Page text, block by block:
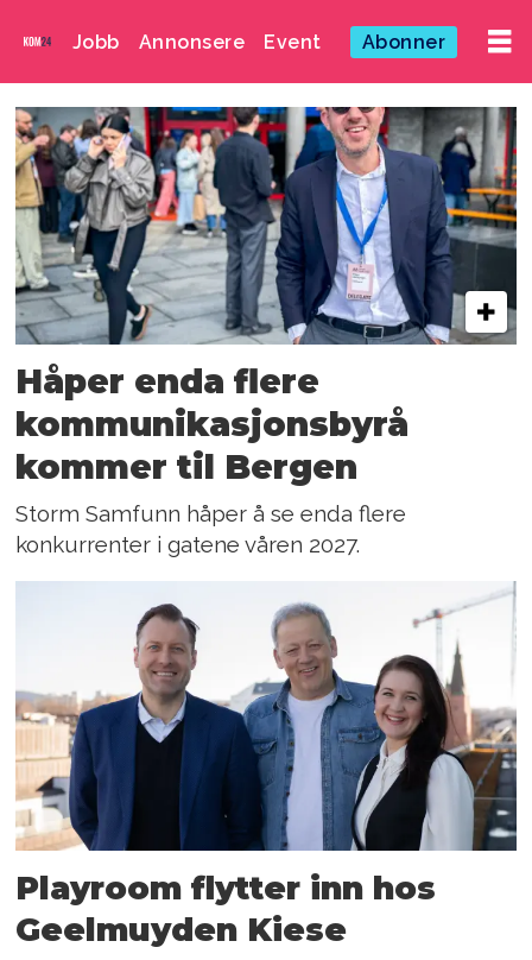
Jobb Annonsere Event Abonner
Emne:
Håper enda flere
kommunikasjons­byrå
kommer til Bergen
Storm Samfunn håper å se enda flere
konkurrenter i gatene våren 2027.
Playroom flytter inn hos
Geelmuyden Kiese